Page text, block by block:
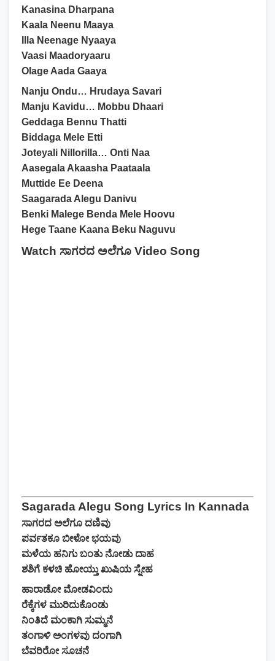
Kanasina Dharpana
Kaala Neenu Maaya
Illa Neenage Nyaaya
Vaasi Maadoryaaru
Olage Aada Gaaya
Nanju Ondu… Hrudaya Savari
Manju Kavidu… Mobbu Dhaari
Geddaga Bennu Thatti
Biddaga Mele Etti
Joteyali Nillorilla… Onti Naa
Aasegala Akaasha Paataala
Muttide Ee Deena
Saagarada Alegu Danivu
Benki Malege Benda Mele Hoovu
Hege Taane Kaana Beku Naguvu
Watch ಸಾಗರದ ಅಲೆಗೂ Video Song
Sagarada Alegu Song Lyrics In Kannada
ಸಾಗರದ ಅಲೆಗೂ ದಣಿವು
ಪರ್ವತಕೂ ಬೀಳೋ ಭಯವು
ಮಳೆಯ ಹನಿಗು ಬಂತು ನೋಡು ದಾಹ
ಶಶಿಗೆ ಕಳಚಿ ಹೋಯ್ತು ಖುಷಿಯ ಸ್ನೇಹ
ಹಾರಾಡೋ ಮೋಡವಿಂದು
ರೆಕ್ಕೆಗಳ ಮುರಿದುಕೊಂಡು
ನಿಂತಿದೆ ಮಂಕಾಗಿ ಸುಮ್ಮನೆ
ತಂಗಾಳಿ ಅಂಗಳವು ದಂಗಾಗಿ
ಬೆವರಿರೋ ಸೂಚನೆ